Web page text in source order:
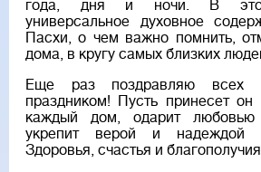
года, дня и ночи. В этом
универсальное духовное
Пасхи, о чем важно помнить,
дома, в кругу самых близких
Еще раз поздравляю всех
праздником! Пусть принесет
каждый дом, одарит
укрепит верой и надеждой
Здоровья, счастья и